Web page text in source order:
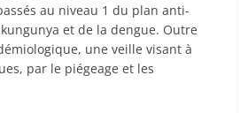
au niveau 1 du plan anti-
et de la dengue. Outre
une veille visant à
par le piégeage et les